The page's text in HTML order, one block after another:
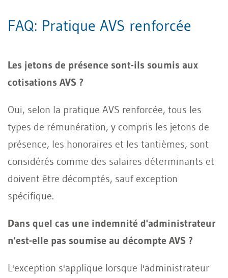
FAQ: Pratique AVS renforcée
Les jetons de présence sont-ils soumis aux
cotisations AVS ?
Oui, selon la pratique AVS renforcée, tous les
types de rémunération, y compris les jetons de
présence, les honoraires et les tantièmes, sont
considérés comme des salaires déterminants et
doivent être décomptés, sauf exception
spécifique.
Dans quel cas une indemnité d'administrateur
n'est-elle pas soumise au décompte AVS ?
L'exception s'applique lorsque l'administrateur